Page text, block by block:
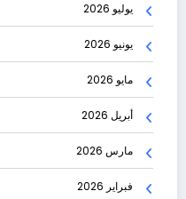
يوليو 2026
يونيو 2026
مايو 2026
أبريل 2026
مارس 2026
فبراير 2026